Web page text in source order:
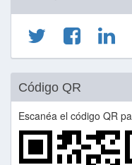
Código QR
Escanéa el código QR